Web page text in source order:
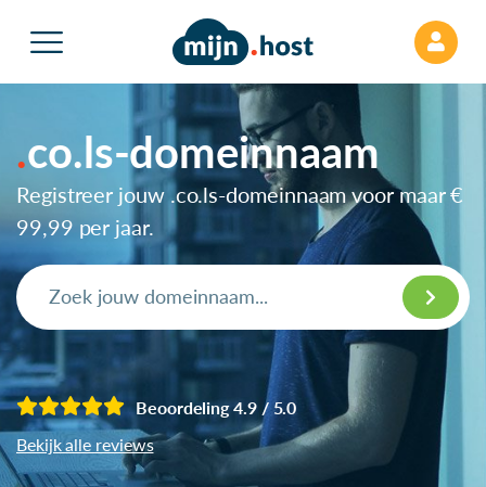
co.ls-domeinnaam
Registreer jouw .co.ls-domeinnaam voor maar€
99,99 per jaar.
Beoordeling 4.9 / 5.0
Bekijk alle reviews